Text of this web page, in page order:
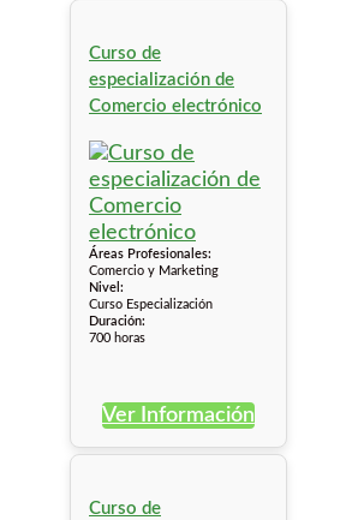
Curso de
especialización de
Comercio electrónico
Áreas Profesionales:
Comercio y Marketing
Nivel:
Curso Especialización
Duración:
700 horas
Ver Información
Curso de